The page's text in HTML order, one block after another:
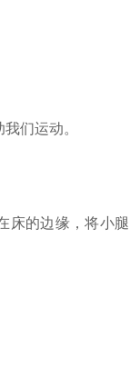
们运动。
床的边缘，将小腿